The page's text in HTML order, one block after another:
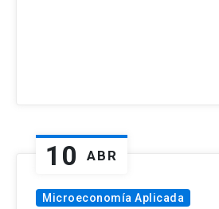
10 ABR
Microeconomía Aplicada